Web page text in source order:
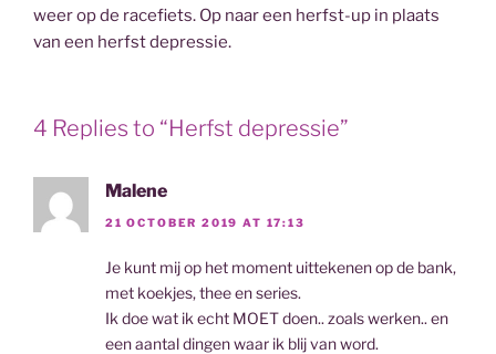
weer op de racefiets. Op naar een herfst-up in plaats
van een herfst depressie.
4 Replies to “Herfst depressie”
Malene
21 OCTOBER 2019 AT 17:13
Je kunt mij op het moment uittekenen op de bank,
met koekjes, thee en series.
Ik doe wat ik echt MOET doen.. zoals werken.. en
een aantal dingen waar ik blij van word.